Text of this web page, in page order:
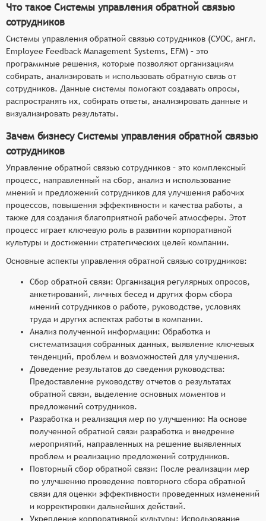
что позволяет всесторонне оценивать
эффективность работы и потенциал развития.
Использование моделей BOFF и SOR:
Интеграция моделей BOFF (Behaviors,
Outcomes, Feedback) и SOR (Standard,
Observation, Result) для структурирования и
анализа обратной связи, что обеспечивает
более глубокое понимание ситуации и
действий.
Автоматизация процессов: Внедрение
алгоритмов и инструментов для автоматизации
процессов сбора, анализа и хранения обратной
связи, что сокращает время на обработку
данных и повышает оперативность
реагирования на запросы сотрудников.
Управление коммуникациями: Предоставление
функционала для организации встреч,
обсуждений и обмена информацией между
сотрудниками и руководством, что
способствует более открытому и
эффективному диалогу.
Интеграция с системами управления
персоналом: Возможность интеграции с
существующими системами управления
персоналом для обмена данными и
автоматизации некоторых процессов, таких как
сбор обратной связи и анализ данных, что
повышает общую эффективность работы.
Что такое Системы управления обратной связью
сотрудников
Системы управления обратной связью сотрудников (СУОС, англ.
Employee Feedback Management Systems, EFM) – это
программные решения, которые позволяют организациям
собирать, анализировать и использовать обратную связь от
сотрудников. Данные системы помогают создавать опросы,
распространять их, собирать ответы, анализировать данные и
визуализировать результаты.
Зачем бизнесу Системы управления обратной связью
сотрудников
Управление обратной связью сотрудников – это комплексный
процесс, направленный на сбор, анализ и использование
мнений и предложений сотрудников для улучшения рабочих
процессов, повышения эффективности и качества работы, а
также для создания благоприятной рабочей атмосферы. Этот
процесс играет ключевую роль в развитии корпоративной
культуры и достижении стратегических целей компании.
Основные аспекты управления обратной связью сотрудников:
Сбор обратной связи: Организация регулярных опросов,
анкетирований, личных бесед и других форм сбора
мнений сотрудников о работе, руководстве, условиях
труда и других аспектах работы в компании.
Анализ полученной информации: Обработка и
систематизация собранных данных, выявление ключевых
тенденций, проблем и возможностей для улучшения.
Доведение результатов до сведения руководства:
Предоставление руководству отчетов о результатах
обратной связи, выделение основных моментов и
предложений сотрудников.
Разработка и реализация мер по улучшению: На основе
полученной обратной связи разработка и внедрение
мероприятий, направленных на решение выявленных
проблем и реализацию предложений сотрудников.
Повторный сбор обратной связи: После реализации мер
по улучшению проведение повторного сбора обратной
связи для оценки эффективности проведенных изменений
и корректировки дальнейших действий.
Укрепление корпоративной культуры: Использование